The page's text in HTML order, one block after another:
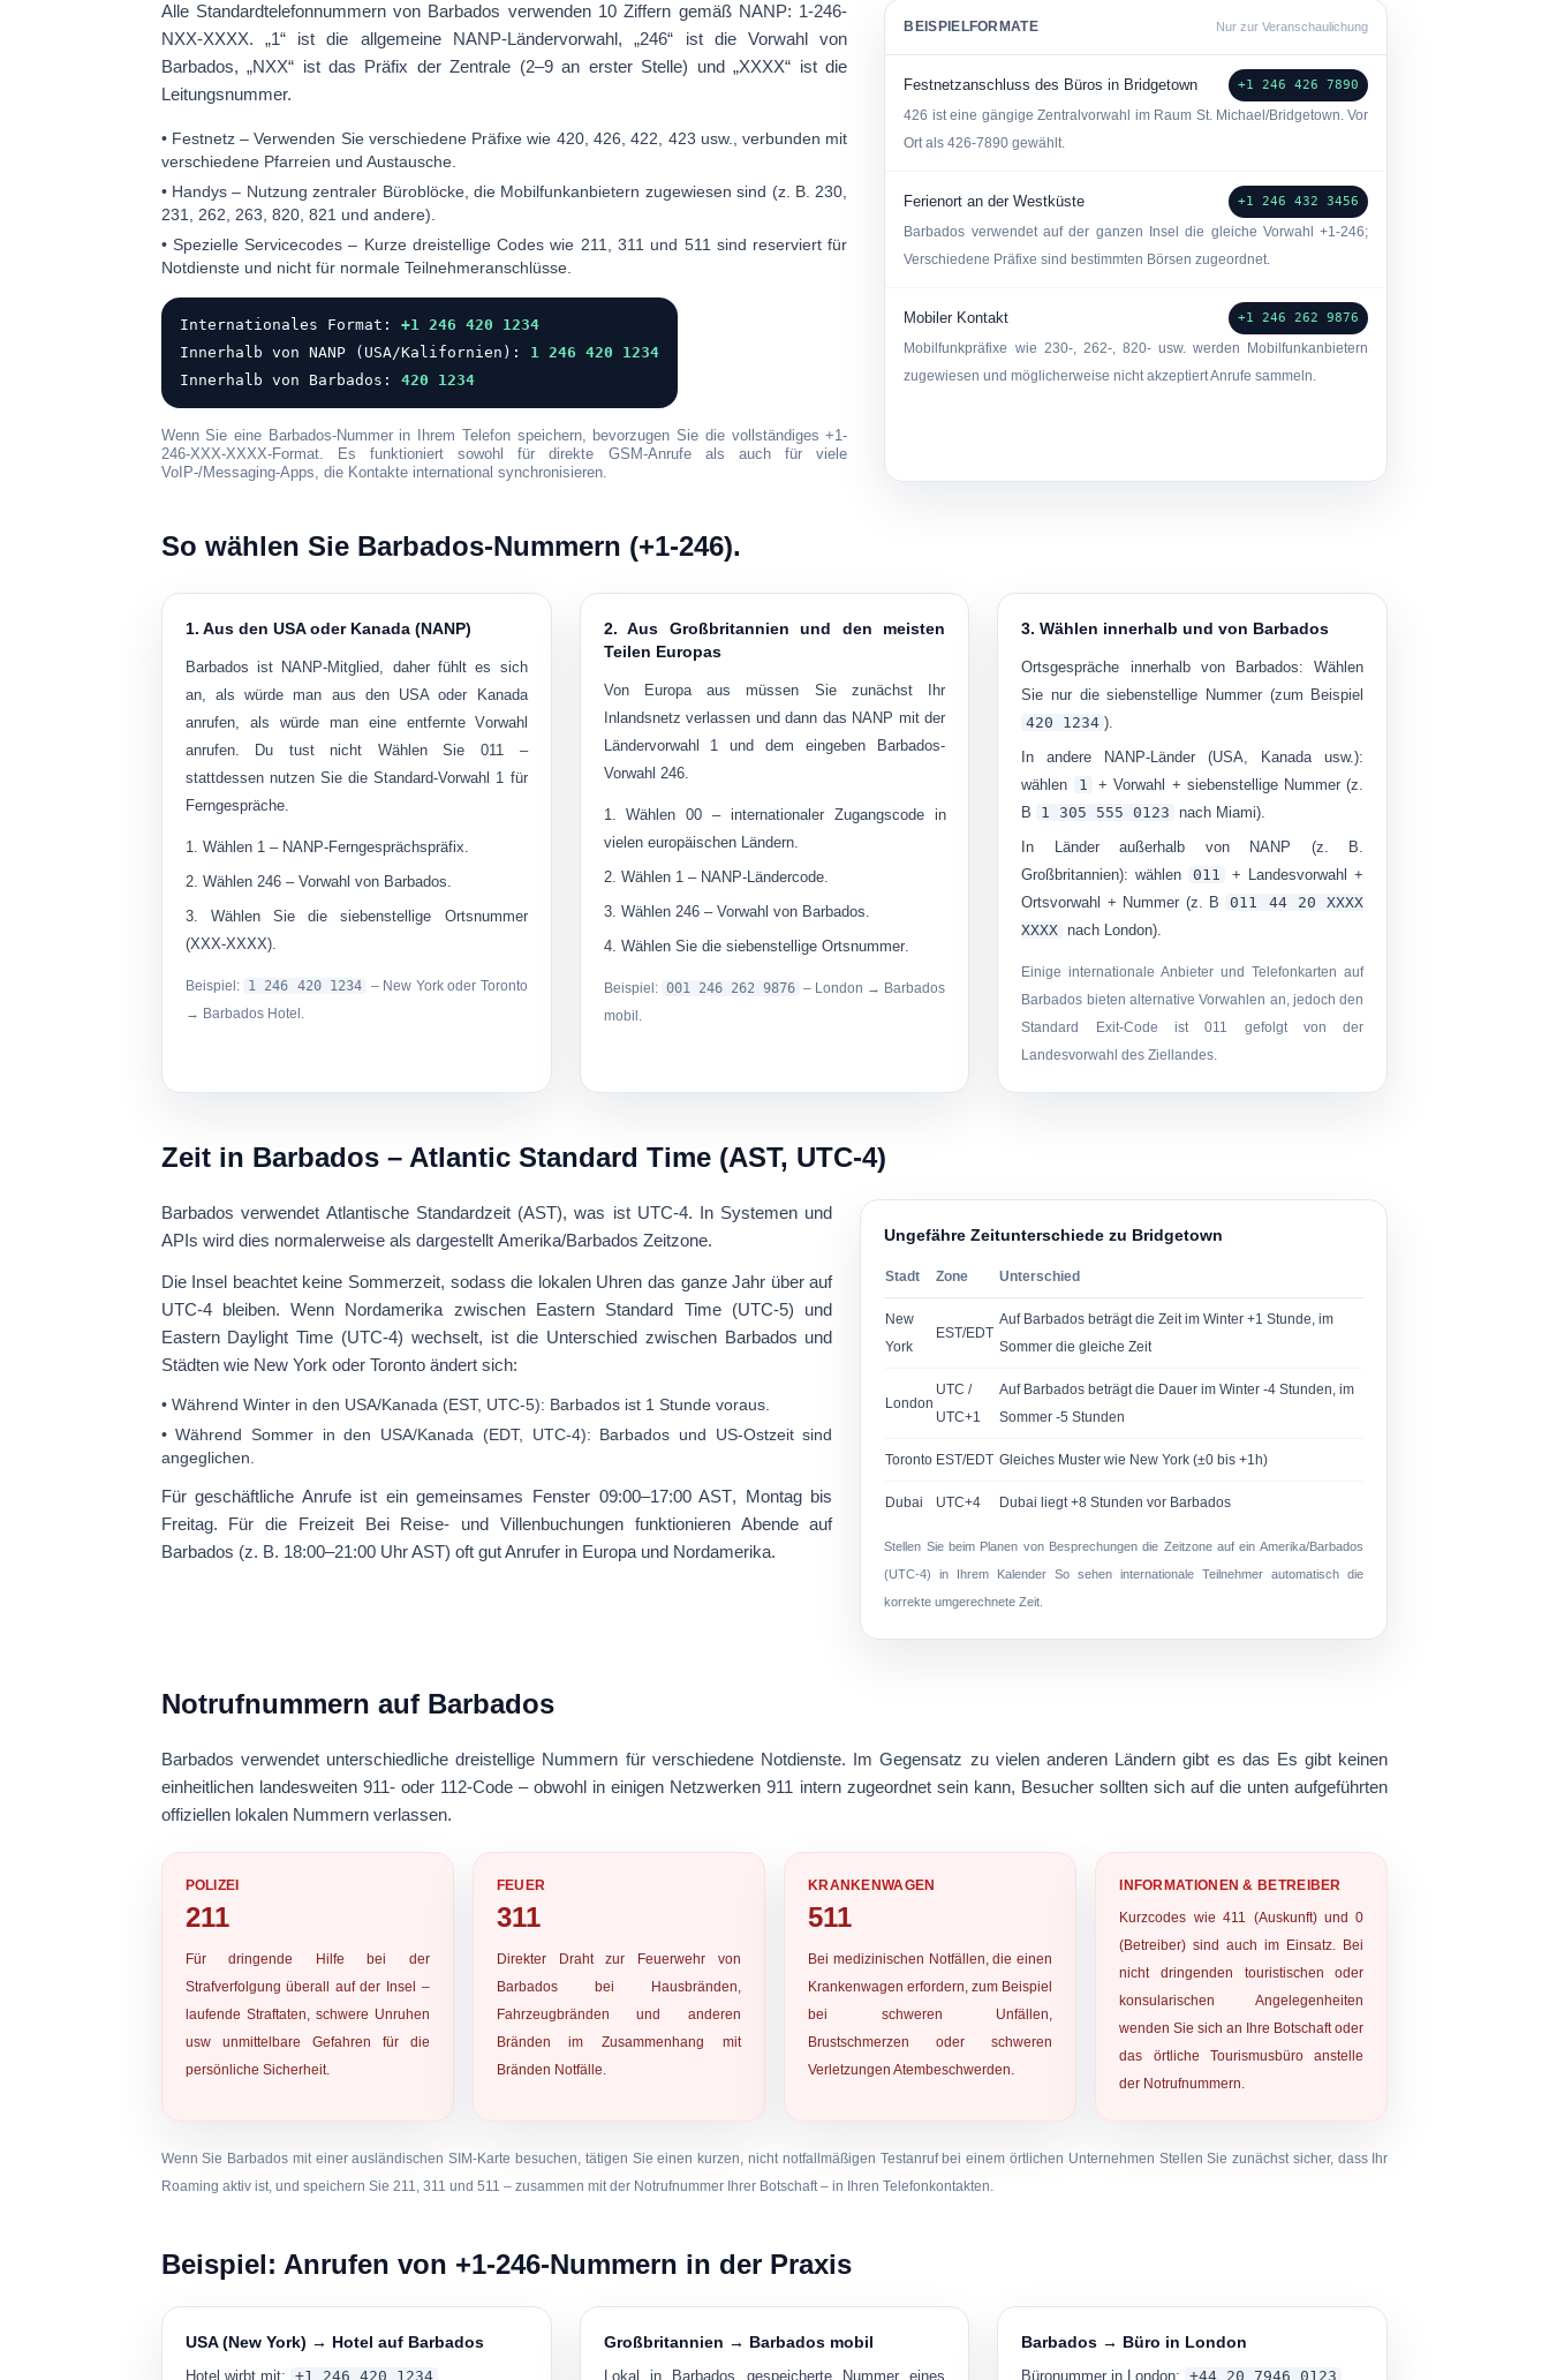
Alle Standardtelefonnummern von Barbados verwenden 10 Ziffern gemäß NANP: 1-246-
NXX-XXXX. „1“ ist die allgemeine NANP-Ländervorwahl, „246“ ist die Vorwahl von
Barbados, „NXX“ ist das Präfix der Zentrale (2–9 an erster Stelle) und „XXXX“ ist die
Leitungsnummer.
• Festnetz– Verwenden Sie verschiedene Präfixe wie 420, 426, 422, 423 usw., verbunden mit
verschiedene Pfarreien und Austausche.
• Handys– Nutzung zentraler Büroblöcke, die Mobilfunkanbietern zugewiesen sind (z. B. 230,
231, 262, 263, 820, 821 und andere).
• Spezielle Servicecodes – Kurze dreistellige Codes wie 211, 311 und 511 sind reserviert für
Notdienste und nicht für normale Teilnehmeranschlüsse.
Internationales Format: +1 246 420 1234
Innerhalb von NANP (USA/Kalifornien): 1 246 420 1234
Innerhalb von Barbados: 420 1234
Wenn Sie eine Barbados-Nummer in Ihrem Telefon speichern, bevorzugen Sie die vollständiges +1-
246-XXX-XXXX-Format. Es funktioniert sowohl für direkte GSM-Anrufe als auch für viele
VoIP-/Messaging-Apps, die Kontakte international synchronisieren.
BEISPIELFORMATE Nur zur Veranschaulichung
Festnetzanschluss des Büros in Bridgetown +1 246 426 7890
426 ist eine gängige Zentralvorwahl im Raum St. Michael/Bridgetown. Vor
Ort als 426-7890 gewählt.
Ferienort an der Westküste +1 246 432 3456
Barbados verwendet auf der ganzen Insel die gleiche Vorwahl +1-246;
Verschiedene Präfixe sind bestimmten Börsen zugeordnet.
Mobiler Kontakt +1 246 262 9876
Mobilfunkpräfixe wie 230-, 262-, 820- usw. werden Mobilfunkanbietern
zugewiesen und möglicherweise nicht akzeptiert Anrufe sammeln.
So wählen Sie Barbados-Nummern (+1-246).
1. Aus den USA oder Kanada (NANP)
Barbados ist NANP-Mitglied, daher fühlt es sich
an, als würde man aus den USA oder Kanada
anrufen, als würde man eine entfernte Vorwahl
anrufen. Du tustnicht Wählen Sie 011 –
stattdessen nutzen Sie die Standard-Vorwahl 1 für
Ferngespräche.
Wählen 1– NANP-Ferngesprächspräfix.
Wählen 246– Vorwahl von Barbados.
Wählen Sie diesiebenstellige Ortsnummer
(XXX-XXXX).
Beispiel: 1 246 420 1234 – New York oder Toronto
→ Barbados Hotel.
2. Aus Großbritannien und den meisten
Teilen Europas
Von Europa aus müssen Sie zunächst Ihr
Inlandsnetz verlassen und dann das NANP mit der
Ländervorwahl 1 und dem eingeben Barbados-
Vorwahl 246.
Wählen00 – internationaler Zugangscode in
vielen europäischen Ländern.
Wählen 1– NANP-Ländercode.
Wählen 246– Vorwahl von Barbados.
Wählen Sie die siebenstellige Ortsnummer.
Beispiel: 001 246 262 9876 – London → Barbados
mobil.
3. Wählen innerhalb und von Barbados
Ortsgespräche innerhalb von Barbados: Wählen
Sie nur die siebenstellige Nummer (zum Beispiel
420 1234 ).
In andere NANP-Länder (USA, Kanada usw.):
wählen
1
+ Vorwahl + siebenstellige Nummer (z.
B
1 305 555 0123 nach Miami).
In Länder außerhalb von NANP (z. B.
Großbritannien): wählen 011
+ Landesvorwahl +
Ortsvorwahl + Nummer (z. B
011 44 ​​20 XXXX
XXXX nach London).
Einige internationale Anbieter und Telefonkarten auf
Barbados bieten alternative Vorwahlen an, jedoch den
Standard Exit-Code ist011
gefolgt von der
Landesvorwahl des Ziellandes.
Zeit in Barbados – Atlantic Standard Time (AST, UTC-4)
Barbados verwendet Atlantische Standardzeit (AST), was ist UTC-4. In Systemen und
APIs wird dies normalerweise als dargestellt Amerika/Barbados Zeitzone.
Die Insel beachtet keine Sommerzeit, sodass die lokalen Uhren das ganze Jahr über auf
UTC-4 bleiben. Wenn Nordamerika zwischen Eastern Standard Time (UTC-5) und
Eastern Daylight Time (UTC-4) wechselt, ist die Unterschied zwischen Barbados und
Städten wie New York oder Toronto ändert sich:
• Während Winter in den USA/Kanada (EST, UTC-5): Barbados ist 1 Stunde voraus.
• Während Sommer in den USA/Kanada (EDT, UTC-4): Barbados und US-Ostzeit sind
angeglichen.
Für geschäftliche Anrufe ist ein gemeinsames Fenster 09:00–17:00 AST, Montag bis
Freitag. Für die Freizeit Bei Reise- und Villenbuchungen funktionieren Abende auf
Barbados (z. B. 18:00–21:00 Uhr AST) oft gut Anrufer in Europa und Nordamerika.
Ungefähre Zeitunterschiede zu Bridgetown
Stadt Zone Unterschied
New
York
EST/EDT
Auf Barbados beträgt die Zeit im Winter +1 Stunde, im
Sommer die gleiche Zeit
London
UTC /
UTC+1
Auf Barbados beträgt die Dauer im Winter -4 Stunden, im
Sommer -5 Stunden
Toronto EST/EDT Gleiches Muster wie New York (±0 bis +1h)
Dubai UTC+4 Dubai liegt +8 Stunden vor Barbados
Stellen Sie beim Planen von Besprechungen die Zeitzone auf einAmerika/Barbados
(UTC-4)
in Ihrem Kalender So sehen internationale Teilnehmer automatisch die
korrekte umgerechnete Zeit.
Notrufnummern auf Barbados
Barbados verwendet unterschiedliche dreistellige Nummern für verschiedene Notdienste. Im Gegensatz zu vielen anderen Ländern gibt es das Es gibt keinen
einheitlichen landesweiten 911- oder 112-Code – obwohl in einigen Netzwerken 911 intern zugeordnet sein kann, Besucher sollten sich auf die unten aufgeführten
offiziellen lokalen Nummern verlassen.
POLIZEI
211
Für dringende Hilfe bei der
Strafverfolgung überall auf der Insel –
laufende Straftaten, schwere Unruhen
usw unmittelbare Gefahren für die
persönliche Sicherheit.
FEUER
311
Direkter Draht zur Feuerwehr von
Barbados bei Hausbränden,
Fahrzeugbränden und anderen
Bränden im Zusammenhang mit
Bränden Notfälle.
KRANKENWAGEN
511
Bei medizinischen Notfällen, die einen
Krankenwagen erfordern, zum Beispiel
bei schweren Unfällen,
Brustschmerzen oder schweren
Verletzungen Atembeschwerden.
INFORMATIONEN & BETREIBER
Kurzcodes wie411 (Auskunft) und0
(Betreiber) sind auch im Einsatz. Bei
nicht dringenden touristischen oder
konsularischen Angelegenheiten
wenden Sie sich an Ihre Botschaft oder
das örtliche Tourismusbüro anstelle
der Notrufnummern.
Wenn Sie Barbados mit einer ausländischen SIM-Karte besuchen, tätigen Sie einen kurzen, nicht notfallmäßigen Testanruf bei einem örtlichen Unternehmen Stellen Sie zunächst sicher, dass Ihr
Roaming aktiv ist, und speichern Sie 211, 311 und 511 – zusammen mit der Notrufnummer Ihrer Botschaft – in Ihren Telefonkontakten.
Beispiel: Anrufen von +1-246-Nummern in der Praxis
USA (New York) → Hotel auf Barbados
Hotel wirbt mit: +1 246 420 1234
Großbritannien → Barbados mobil
Lokal in Barbados gespeicherte Nummer eines
Barbados → Büro in London
Büronummer in London: +44 20 7946 0123